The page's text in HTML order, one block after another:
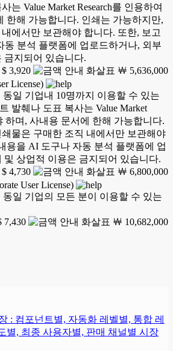
는 Value Market Research를 인용하여
한해 가능합니다. 인쇄는 가능하지만,
에서만 보관해야 합니다. 또한, 보고
동 분석 플랫폼에 업로드하거나, 외부
금지되어 있습니다.
3,920
￦ 5,636,000
License)
동일 기업내 10명까지 이용할 수 있는
발췌나 도표 복사는 Value Market
하며, 사내용 문서에 한해 가능합니다.
물은 구매한 조직 내에서만 보관해야
용을 AI 도구나 자동 분석 플랫폼에 업
및 상업적 이용은 금지되어 있습니다.
4,730
￦ 6,800,000
User License)
동일 기업의 모든 분이 이용할 수 있는
7,430
￦ 10,682,000
: 컴포넌트별, 자동화 레벨별, 통합 레
별, 최종 사용자별, 판매 채널별 시장